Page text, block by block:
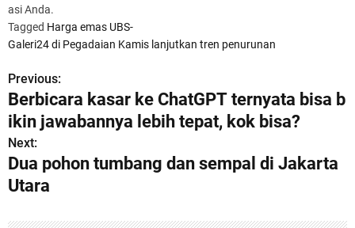
asi Anda.
Tagged Harga emas UBS-
Galeri24 di Pegadaian Kamis lanjutkan tren penurunan
P
o
s
t
Previous:
Berbicara kasar ke ChatGPT ternyata bisa b
ikin jawabannya lebih tepat, kok bisa?
Next:
Dua pohon tumbang dan sempal di Jakarta
Utara